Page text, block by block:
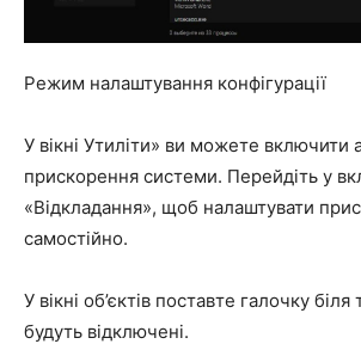
Режим налаштування конфігурації
У вікні Утиліти» ви можете включити
прискорення системи. Перейдіть у
«Відкладання», щоб налаштувати
самостійно.
У вікні об’єктів поставте галочку біля
будуть відключені.